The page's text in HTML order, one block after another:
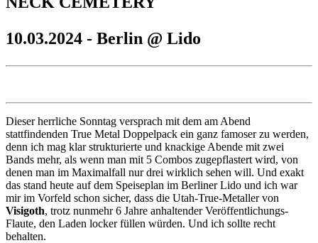
10.03.2024 - Berlin @ Lido
Dieser herrliche Sonntag versprach mit dem am Abend
stattfindenden True Metal Doppelpack ein ganz famoser zu werden,
denn ich mag klar strukturierte und knackige Abende mit zwei
Bands mehr, als wenn man mit 5 Combos zugepflastert wird, von
denen man im Maximalfall nur drei wirklich sehen will. Und exakt
das stand heute auf dem Speiseplan im Berliner Lido und ich war
mir im Vorfeld schon sicher, dass die Utah-True-Metaller von
Visigoth, trotz nunmehr 6 Jahre anhaltender Veröffentlichungs-
Flaute, den Laden locker füllen würden. Und ich sollte recht
behalten.